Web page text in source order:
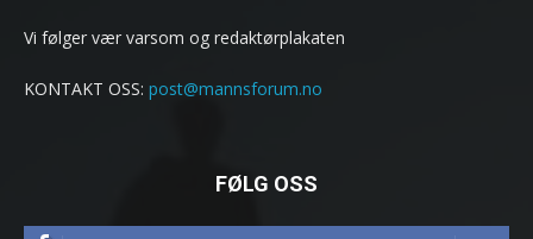
Vi følger vær varsom og redaktørplakaten
KONTAKT OSS: post@mannsforum.no
FØLG OSS